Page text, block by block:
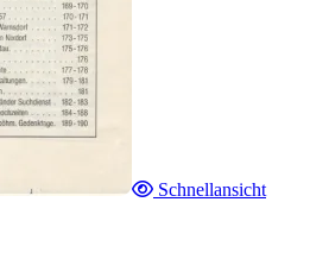
Schnellansicht